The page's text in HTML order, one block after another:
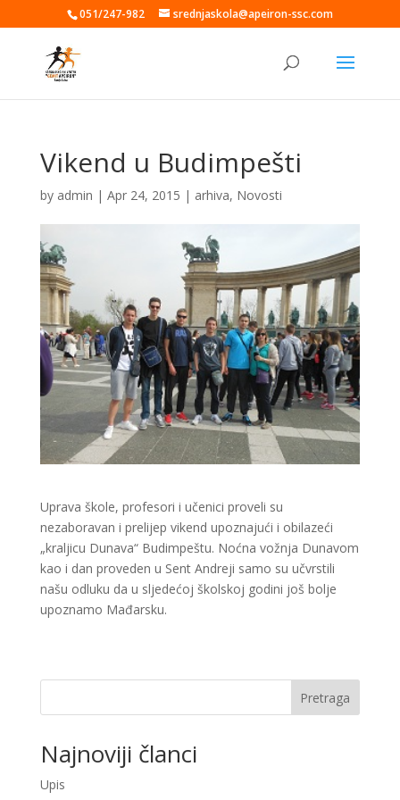
051/247-982 srednjaskola@apeiron-ssc.com
Vikend u Budimpešti
by admin | Apr 24, 2015 | arhiva, Novosti
Uprava škole, profesori i učenici proveli su
nezaboravan i prelijep vikend upoznajući i obilazeći
„kraljicu Dunava“ Budimpeštu. Noćna vožnja Dunavom
kao i dan proveden u Sent Andreji samo su učvrstili
našu odluku da u sljedećoj školskoj godini još bolje
upoznamo Mađarsku.
Pretraga
Najnoviji članci
Upis